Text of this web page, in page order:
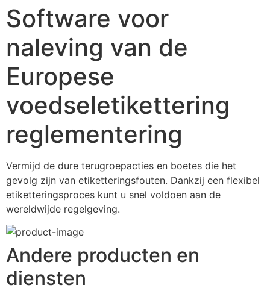
Software voor
naleving van de
Europese
voedseletikettering
reglementering
Vermijd de dure terugroepacties en boetes die het
gevolg zijn van etiketteringsfouten. Dankzij een flexibel
etiketteringsproces kunt u snel voldoen aan de
wereldwijde regelgeving.
Andere producten en
diensten